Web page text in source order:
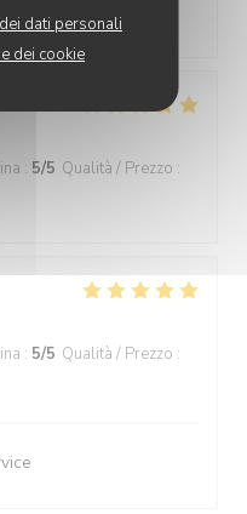
dati personali
dei cookie
: 5/5 Qualità / Prezzo :
: 5/5 Qualità / Prezzo :